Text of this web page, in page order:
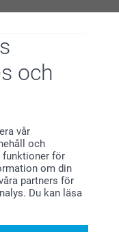
och
vår
och
funktioner för
om din
partners för
Du kan läsa
köp